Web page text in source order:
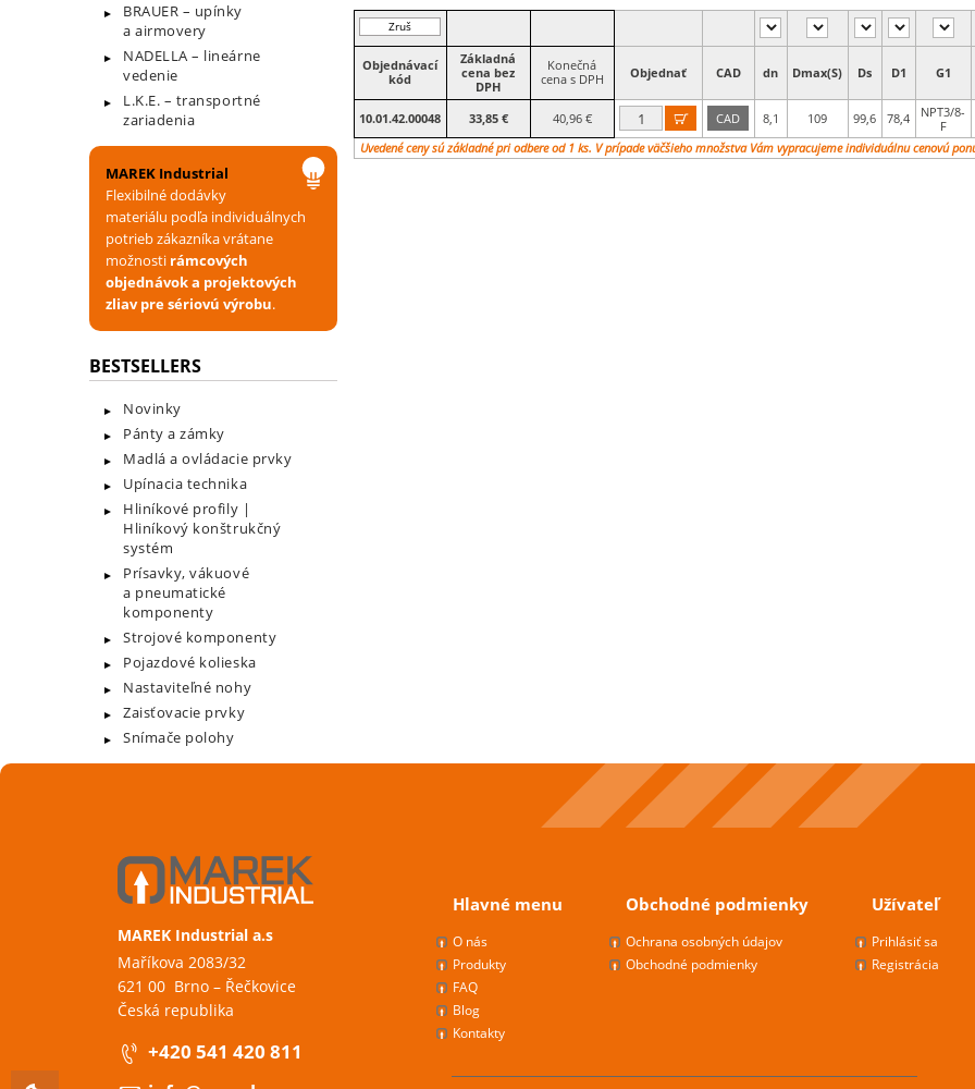
BRAUER – upínky
a airmovery
NADELLA – lineárne
vedenie
L.K.E. – transportné
zariadenia
MAREK Industrial
Flexibilné dodávky
materiálu podľa individuálnych
potrieb zákazníka vrátane
možnosti rámcových
objednávok a projektových
zliav pre sériovú výrobu.
BESTSELLERS
Novinky
Pánty a zámky
Madlá a ovládacie prvky
Upínacia technika
Hliníkové profily |
Hliníkový konštrukčný
systém
Prísavky, vákuové
a pneumatické
komponenty
Strojové komponenty
Pojazdové kolieska
Nastaviteľné nohy
Zaisťovacie prvky
Snímače polohy
Zruš
filter
Objednávací
kód
Základná
cena bez
DPH
Konečná
cena s DPH
Objednať CAD dn Dmax(S) Ds D1‎ G1
10.01.42.00048 33,85 € 40,96 €  CAD 8,1 109 99,6 78,4
NPT3/8-
F
Uvedené ceny sú základné pri odbere od 1 ks. V prípade väčšieho množstva Vám vypracujeme individuálnu cenovú
MAREK Industrial a.s
Maříkova 2083/32
621 00 Brno – Řečkovice
Česká republika
+420 541 420 811
Hlavné menu
O nás
Produkty
FAQ
Blog
Kontakty
Obchodné podmienky
Ochrana osobných údajov
Obchodné podmienky
Užívateľ
Prihlásiť sa
Registrácia